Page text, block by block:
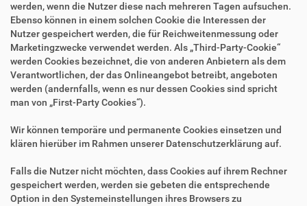
werden, wenn die Nutzer diese nach mehreren Tagen aufsuchen.
Ebenso können in einem solchen Cookie die Interessen der
Nutzer gespeichert werden, die für Reichweitenmessung oder
Marketingzwecke verwendet werden. Als „Third-Party-Cookie“
werden Cookies bezeichnet, die von anderen Anbietern als dem
Verantwortlichen, der das Onlineangebot betreibt, angeboten
werden (andernfalls, wenn es nur dessen Cookies sind spricht
man von „First-Party Cookies“).
Wir können temporäre und permanente Cookies einsetzen und
klären hierüber im Rahmen unserer Datenschutzerklärung auf.
Falls die Nutzer nicht möchten, dass Cookies auf ihrem Rechner
gespeichert werden, werden sie gebeten die entsprechende
Option in den Systemeinstellungen ihres Browsers zu